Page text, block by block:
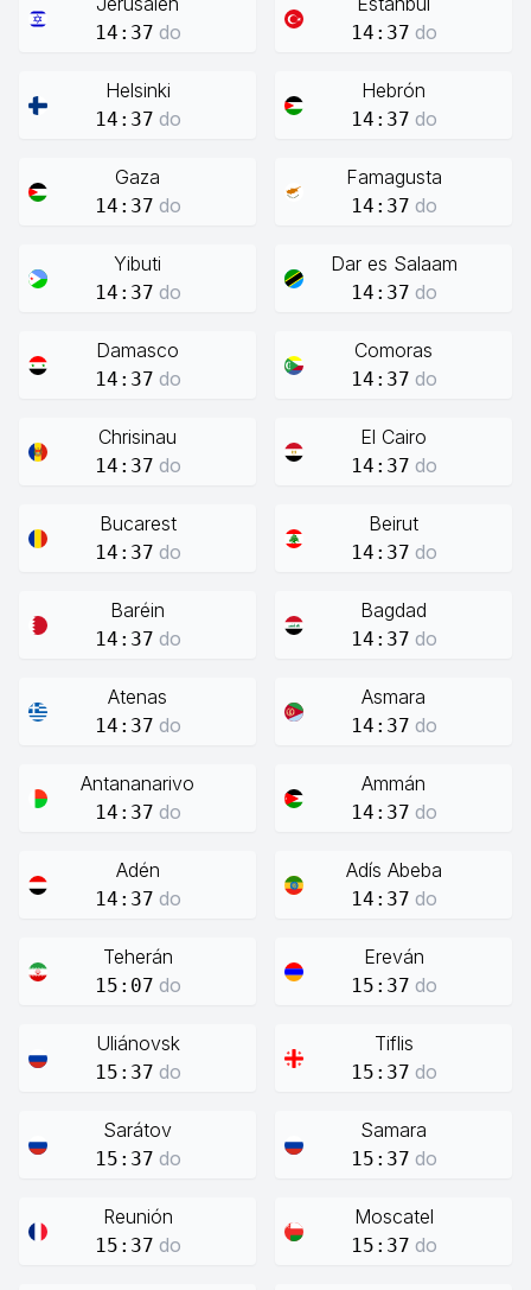
14:37 do 14:37 do
Helsinki
14:37 do
Hebrón
14:37 do
Gaza
14:37 do
Famagusta
14:37 do
Yibuti
14:37 do
Dar es Salaam
14:37 do
Damasco
14:37 do
Comoras
14:37 do
Chrisinau
14:37 do
El Cairo
14:37 do
Bucarest
14:37 do
Beirut
14:37 do
Baréin
14:37 do
Bagdad
14:37 do
Atenas
14:37 do
Asmara
14:37 do
Antananarivo
14:37 do
Ammán
14:37 do
Adén
14:37 do
Adís Abeba
14:37 do
Teherán
15:07 do
Ereván
15:37 do
Uliánovsk
15:37 do
Tiflis
15:37 do
Sarátov
15:37 do
Samara
15:37 do
Reunión
15:37 do
Moscatel
15:37 do